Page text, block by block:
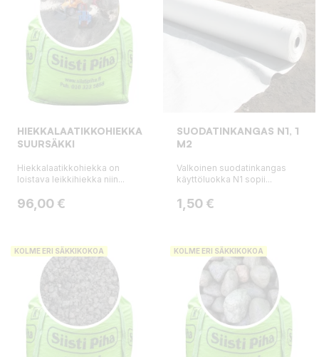
HIEKKALAATIKKOHIEKKA,
SUURSÄKKI
Hiekkalaatikkohiekka on
loistava leikkihiekka niin...
Hinta
96,00 €
SUODATINKANGAS N1, 1
M2
Valkoinen suodatinkangas
käyttöluokka N1 sopii...
Hinta
1,50 €
KOLME ERI SÄKKIKOKOA KOLME ERI SÄKKIKOKOA